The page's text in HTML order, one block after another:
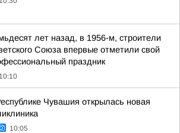
лет назад, в 1956-м, строители
Союза впервые отметили свой
праздник
10:10
Чувашия открылась новая
10:05